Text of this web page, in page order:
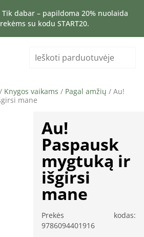
dabar – papildoma 20% nuolaida
su kodu START20.
/ Knygos vaikams / Pagal amžių / Au!
mane
Au!
Paspausk
mygtuką ir
išgirsi
mane
Prekės kodas:
9786094401916